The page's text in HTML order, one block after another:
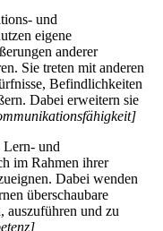
und
eigene
anderer
Sie treten mit anderen
Befindlichkeiten
Dabei erweitern sie
Lern- und
im Rahmen ihrer
Dabei wenden
überschaubare
auszuführen und zu